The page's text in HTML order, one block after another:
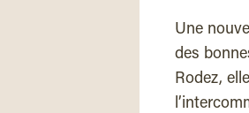
Une
des
Rodez,